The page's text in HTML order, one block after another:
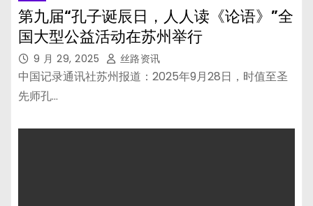
第九届“孔子诞辰日，人人读《论语》”全
国大型公益活动在苏州举行
9 月 29, 2025 丝路资讯
中国记录通讯社苏州报道：2025年9月28日，时值至圣
先师孔…